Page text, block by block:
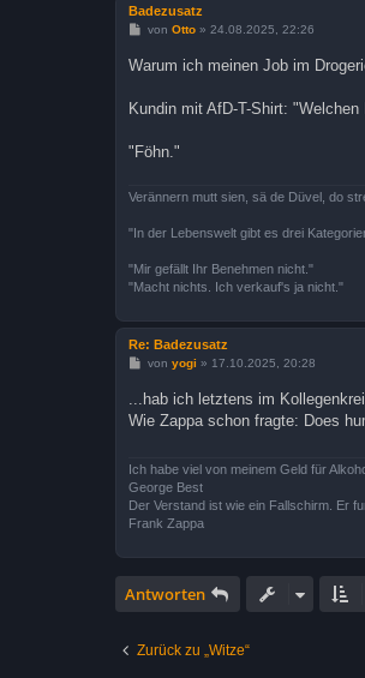
Badezusatz
B
i
t
g
von Otto» 24.08.2025, 22:26
Warum ich meinen Job im
Kundin mit AfD-T-Shirt:
"Föhn."
Verännern mutt sien, sä de Düvel, do
"In der Lebenswelt gibt es drei
"Mir gefällt Ihr Benehmen nicht."
"Macht nichts. Ich verkauf's ja nicht."
Re: Badezusatz
B
i
t
r
von yogi » 17.10.2025, 20:28
...hab ich letztens im
Wie Zappa schon fragte: Does
Ich habe viel von meinem Geld für
George Best
Der Verstand ist wie ein Fallschirm. Er
Frank Zappa
Antworten
Zurück zu „Witze“